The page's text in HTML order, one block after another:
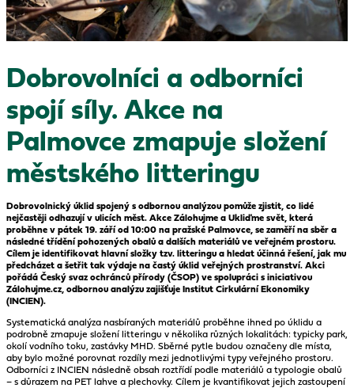
Dobrovolníci a odborníci
spojí síly. Akce na
Palmovce zmapuje složení
městského litteringu
Dobrovolnický úklid spojený s odbornou analýzou pomůže zjistit, co lidé
nejčastěji odhazují v ulicích měst. Akce Zálohujme a Ukliďme svět, která
proběhne v pátek 19. září od 10:00 na pražské Palmovce, se zaměří na sběr a
následné třídění pohozených obalů a dalších materiálů ve veřejném prostoru.
Cílem je identifikovat hlavní složky tzv. litteringu a hledat účinná řešení, jak mu
předcházet a šetřit tak výdaje na častý úklid veřejných prostranství. Akci
pořádá Český svaz ochránců přírody (ČSOP) ve spolupráci s iniciativou
Zálohujme.cz, odbornou analýzu zajišťuje Institut Cirkulární Ekonomiky
(INCIEN).
Systematická analýza nasbíraných materiálů proběhne ihned po úklidu a
podrobně zmapuje složení litteringu v několika různých lokalitách: typicky park,
okolí vodního toku, zastávky MHD. Sběrné pytle budou označeny dle místa,
aby bylo možné porovnat rozdíly mezi jednotlivými typy veřejného prostoru.
Odborníci z INCIEN následně obsah roztřídí podle materiálů a typologie obalů
– s důrazem na PET lahve a plechovky. Cílem je kvantifikovat jejich zastoupení